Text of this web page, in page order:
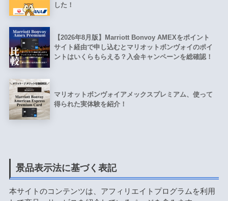
した！
【2026年8月版】Marriott Bonvoy AMEXをポイント
サイト経由で申し込むとマリオットボンヴォイのポイ
ントはいくらもらえる？入会キャンペーンを総確認！
マリオットボンヴォイアメックスプレミアム、使って
得られた実体験を紹介！
景品表示法に基づく表記
本サイトのコンテンツは、アフィリエイトプログラムを利用